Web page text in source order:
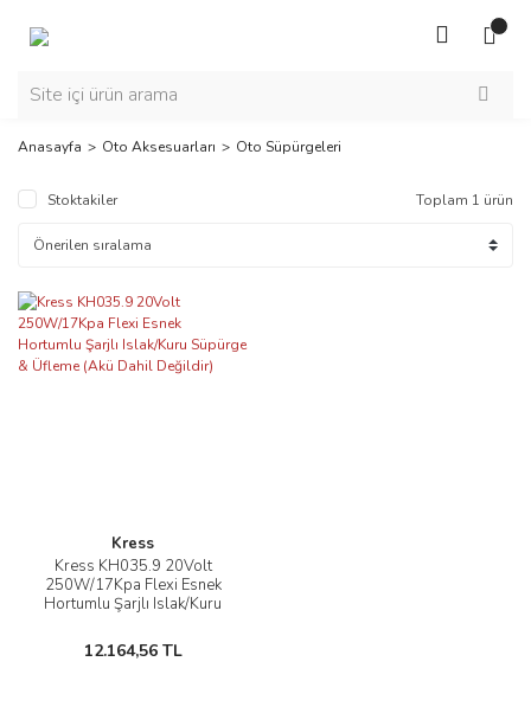
Anasayfa Oto Aksesuarları Oto Süpürgeleri
Stoktakiler Toplam 1 ürün
Kress
Kress KH035.9 20Volt
250W/17Kpa Flexi Esnek
Hortumlu Şarjlı Islak/Kuru
Değildir)
12.164,56 TL